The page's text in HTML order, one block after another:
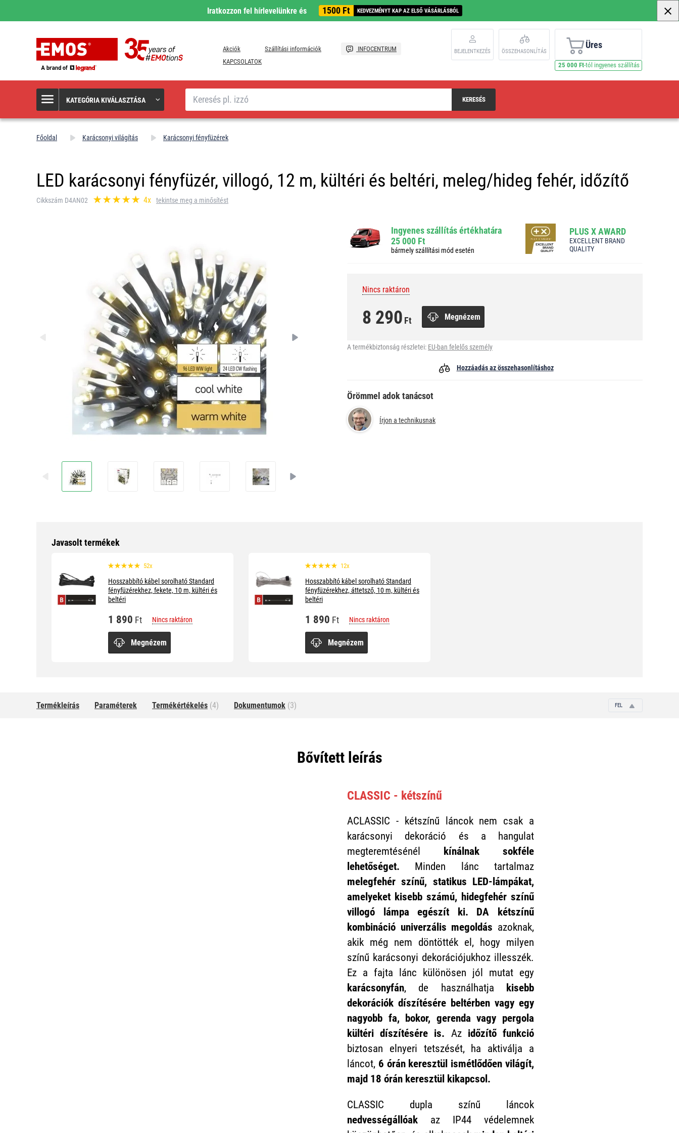
Iratkozzon fel hírlevelünkre és 1500 Ft KEDVEZMÉNYT KAP AZ ELSŐ VÁSÁRLÁSBÓL
Akciók Szállítási információk
INFOCENTRUM
KAPCSOLATOK
BEJELENTKEZÉS ÖSSZEHASONLÍTÁS
Üres
25 000 Ft-tól ingyenes szállítás
KATEGÓRIA KIVÁLASZTÁSA
Keresés
KERESÉS
Főoldal Karácsonyi világítás Karácsonyi fényfüzérek
LED karácsonyi fényfüzér, villogó, 12 m, kültéri és beltéri, meleg/hideg fehér, időzítő
Cikkszám D4AN02 4x tekintse meg a minősítést
Ingyenes szállítás értékhatára
25 000 Ft
bármely szállítási mód esetén
PLUS X AWARD
EXCELLENT BRAND
QUALITY
Nincs raktáron
8 290 Ft Megnézem
A termékbiztonság részletei: EU-ban felelős személy
Hozzáadás az összehasonlításhoz
Örömmel adok tanácsot
Írjon a technikusnak
Javasolt termékek
52x
Hosszabbító kábel sorolható Standard
fényfüzérekhez, fekete, 10 m, kültéri és
beltéri
1 890 Ft Nincs raktáron
Megnézem
12x
Hosszabbító kábel sorolható Standard
fényfüzérekhez, áttetsző, 10 m, kültéri és
beltéri
1 890 Ft Nincs raktáron
Megnézem
Termékleírás Paraméterek Termékértékelés (4) Dokumentumok (3) FEL
Bővített leírás
CLASSIC - kétszínű
ACLASSIC - kétszínű láncok nem csak a
karácsonyi dekoráció és a hangulat
megteremtésénél
kínálnak sokféle
lehetőséget. Minden lánc tartalmaz
melegfehér színű, statikus LED-lámpákat,
amelyeket kisebb számú, hidegfehér színű
villogó lámpa egészít ki. DA kétszínű
kombináció univerzális megoldás azoknak,
akik még nem döntötték el, hogy milyen
színű karácsonyi dekorációjukhoz illesszék.
Ez a fajta lánc különösen jól mutat egy
karácsonyfán, de használhatja
kisebb
dekorációk díszítésére beltérben vagy egy
nagyobb fa, bokor, gerenda vagy pergola
kültéri díszítésére is. Az időzítő funkció
biztosan elnyeri tetszését, ha aktiválja a
láncot, 6 órán keresztül ismétlődően világít,
majd 18 órán keresztül kikapcsol.
CLASSIC dupla színű láncok
nedvességállóak az IP44 védelemnek